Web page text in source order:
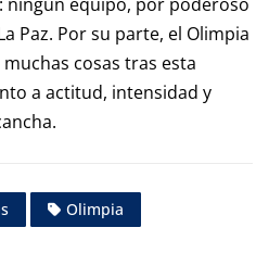
Paz. Por su parte, el Olimpia
cosas tras esta
a actitud, intensidad y
Olimpia